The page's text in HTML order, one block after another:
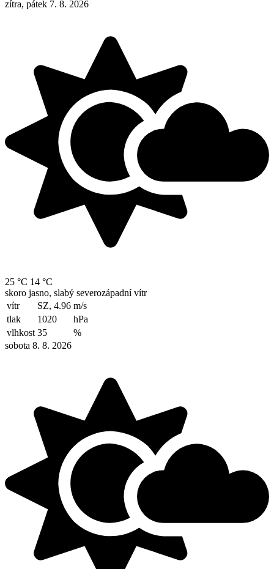
zítra, pátek 7. 8. 2026
25 °C 14 °C
skoro jasno, slabý severozápadní vítr
vítr
SZ, 4.96 m/s
tlak
1020
hPa
vlhkost 35
%
sobota 8. 8. 2026